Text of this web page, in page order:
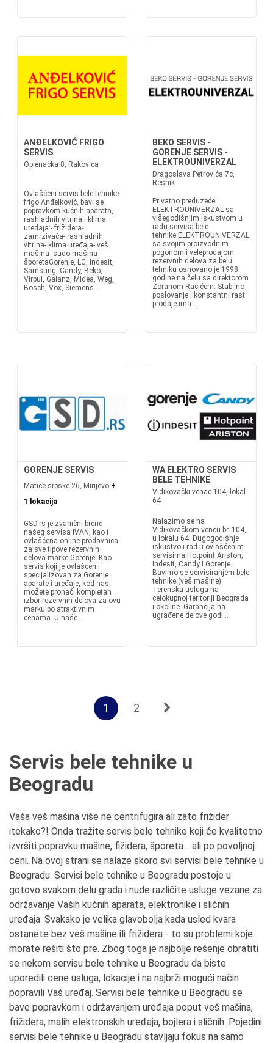
ANĐELKOVIĆ FRIGO
SERVIS
Oplenačka 8, Rakovica
Ovlašćeni servis bele tehnike
frigo Anđelković, bavi se
popravkom kućnih aparata,
rashladnih vitrina i klima
uređaja:- frižidera-
zamrzivača- rashladnih
vitrina- klima uređaja- veš
mašina- sudo mašina-
šporetaGorenje, LG, Indesit,
Samsung, Candy, Beko,
Virpul, Galanz, Midea, Weg,
Bosch, Vox, Siemens...
BEKO SERVIS -
GORENJE SERVIS -
ELEKTROUNIVERZAL
Dragoslava Petrovića 7c,
Resnik
Privatno preduzeće
ELEKTROUNIVERZAL sa
višegodišnjim iskustvom u
radu servisa bele
tehnike.ELEKTROUNIVERZAL
sa svojim proizvodnim
pogonom i veleprodajom
rezervnih delova za belu
tehniku osnovano je 1998.
godine na čelu sa direktorom
Zoranom Račićem. Stabilno
poslovanje i konstantni rast
prodaje ima...
GORENJE SERVIS
Matice srpske 26, Mirijevo +
1 lokacija
GSD.rs je zvanični brend
našeg servisa IVAN, kao i
ovlašćena online prodavnica
za sve tipove rezervnih
delova marke Gorenje. Kao
servis koji je ovlašćen i
specijalizovan za Gorenje
aparate i uređaje, kod nas
možete pronaći kompletan
izbor rezervnih delova za ovu
marku po atraktivnim
cenama. U naše...
WA ELEKTRO SERVIS
BELE TEHNIKE
Vidikovački venac 104, lokal
64
Nalazimo se na
Vidikovačkom vencu br. 104,
u lokalu 64. Dugogodišnje
iskustvo i rad u ovlašćenim
servisima Hotpoint Ariston,
Indesit, Candy i Gorenje.
Bavimo se servisiranjem bele
tehnike (veš mašine).
Terenska usluga na
celokupnoj teritoriji Beograda
i okoline. Garancija na
ugrađene delove godi...
1 2
Servis bele tehnike u
Beogradu
Vaša veš mašina više ne centrifugira ali zato frižider
itekako?! Onda tražite servis bele tehnike koji će kvalitetno
izvršiti popravku mašine, fižidera, šporeta… ali po povoljnoj
ceni. Na ovoj strani se nalaze skoro svi servisi bele tehnike u
Beogradu. Servisi bele tehnike u Beogradu postoje u
gotovo svakom delu grada i nude različite usluge vezane za
održavanje Vaših kućnih aparata, elektronike i sličnih
uređaja. Svakako je velika glavobolja kada usled kvara
ostanete bez veš mašine ili frižidera - to su problemi koje
morate rešiti što pre. Zbog toga je najbolje rešenje obratiti
se nekom servisu bele tehnike u Beogradu da biste
uporedili cene usluga, lokacije i na najbrži mogući način
popravili Vaš uređaj. Servisi bele tehnike u Beogradu se
bave popravkom i održavanjem uređaja poput veš mašina,
frižidera, malih elektronskih uređaja, bojlera i sličnih. Pojedini
servisi bele tehnike u Beogradu stavljaju fokus na samo